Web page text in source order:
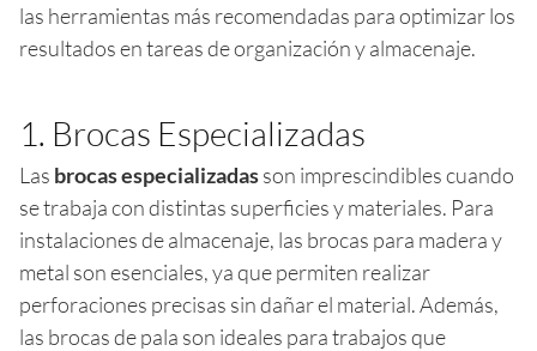
las herramientas más recomendadas para optimizar los
resultados en tareas de organización y almacenaje.
1. Brocas Especializadas
Las brocas especializadasson imprescindibles cuando
se trabaja con distintas superficies y materiales. Para
instalaciones de almacenaje, las brocas para madera y
metal son esenciales, ya que permiten realizar
perforaciones precisas sin dañar el material. Además,
las brocas de pala son ideales para trabajos que